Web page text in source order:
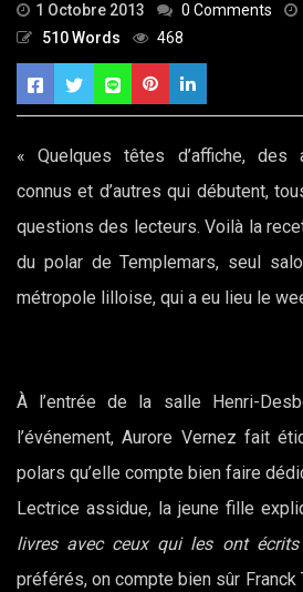
1 Octobre 2013 0 Comments
510 Words
468
« Quelques têtes d’affiche, des
connus et d’autres qui débutent,
questions des lecteurs. Voilà la
du polar de Templemars, seul
métropole lilloise, qui a eu lieu le
À l’entrée de la salle Henri-
l’événement, Aurore Vernez fait
polars qu’elle compte bien faire
Lectrice assidue, la jeune fille
livres avec ceux qui les ont écrits
préférés, on compte bien sûr